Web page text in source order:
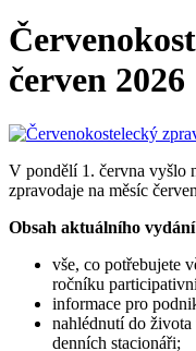
červen 2026
V pondělí 1. června vyšlo
zpravodaje na měsíc
Obsah aktuálního
vše, co potřebujete
ročníku
informace pro
nahlédnutí do
denních stacionáři;